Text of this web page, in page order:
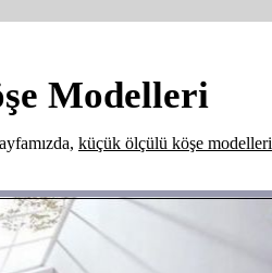
Modelleri
küçük ölçülü köşe modelleri